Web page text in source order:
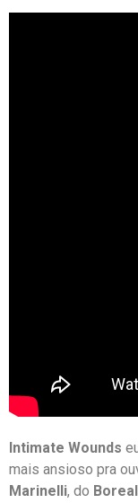
Intimate Wounds
mais ansioso pra
Marinelli, do